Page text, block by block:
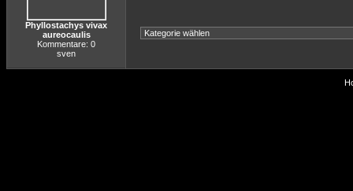
Phyllostachys vivax
aureocaulis
Kommentare: 0
sven